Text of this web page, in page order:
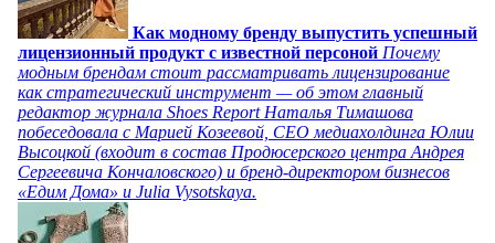
Как модному бренду выпустить успешный
лицензионный продукт с известной персоной Почему
модным брендам стоит рассматривать лицензирование
как стратегический инструмент — об этом главный
редактор журнала Shoes Report Наталья Тимашова
побеседовала с Марией Козеевой, СЕО медиахолдинга Юлии
Высоцкой (входит в состав Продюсерского центра Андрея
Сергеевича Кончаловского) и бренд-директором бизнесов
«Едим Дома» и Julia Vysotskaya.